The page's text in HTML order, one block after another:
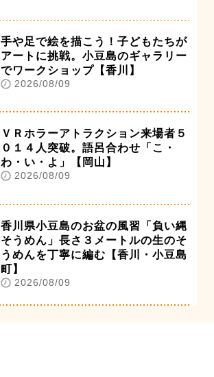
手や足で絵を描こう！子どもたちが
アートに挑戦。小豆島のギャラリー
でワークショップ【香川】
2026/08/09
ＶＲホラーアトラクション来場者５
０１４人突破。語呂合わせ「こ・
わ・い・よ」【岡山】
2026/08/09
香川県小豆島のお盆の風習「負い縄
そうめん」長さ３メートルの生のそ
うめんを丁寧に編む【香川・小豆島
町】
2026/08/09